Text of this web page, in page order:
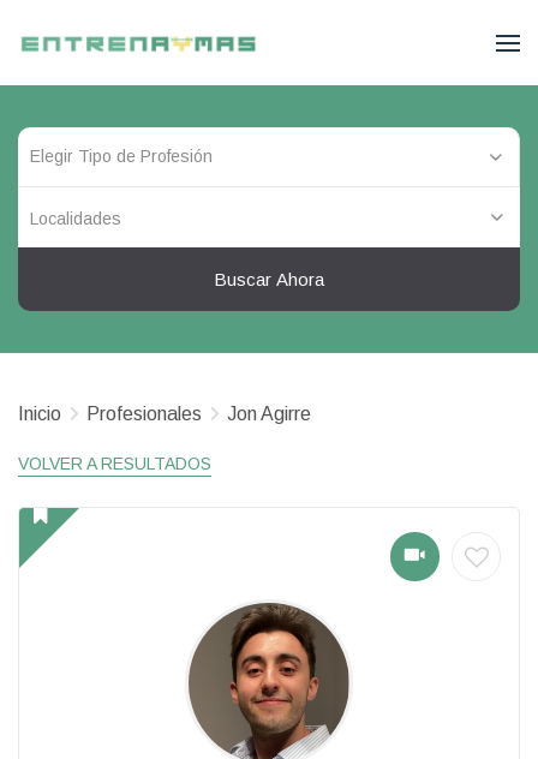
Localidades
Buscar Ahora
Inicio Profesionales Jon Agirre
VOLVER A RESULTADOS